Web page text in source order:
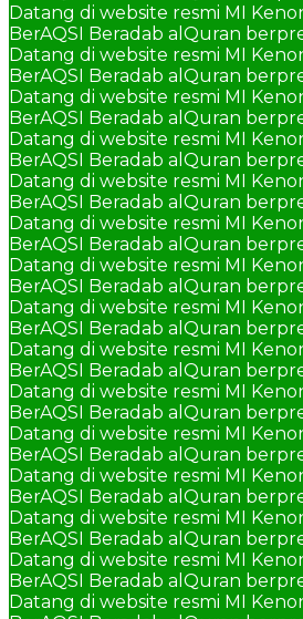
Datang di website resmi MI
BerAQSI Beradab alQuran
Datang di website resmi MI
BerAQSI Beradab alQuran
Datang di website resmi MI
BerAQSI Beradab alQuran
Datang di website resmi MI
BerAQSI Beradab alQuran
Datang di website resmi MI
BerAQSI Beradab alQuran
Datang di website resmi MI
BerAQSI Beradab alQuran
Datang di website resmi MI
BerAQSI Beradab alQuran
Datang di website resmi MI
BerAQSI Beradab alQuran
Datang di website resmi MI
BerAQSI Beradab alQuran
Datang di website resmi MI
BerAQSI Beradab alQuran
Datang di website resmi MI
BerAQSI Beradab alQuran
Datang di website resmi MI
BerAQSI Beradab alQuran
Datang di website resmi MI
BerAQSI Beradab alQuran
Datang di website resmi MI
BerAQSI Beradab alQuran
Datang di website resmi MI